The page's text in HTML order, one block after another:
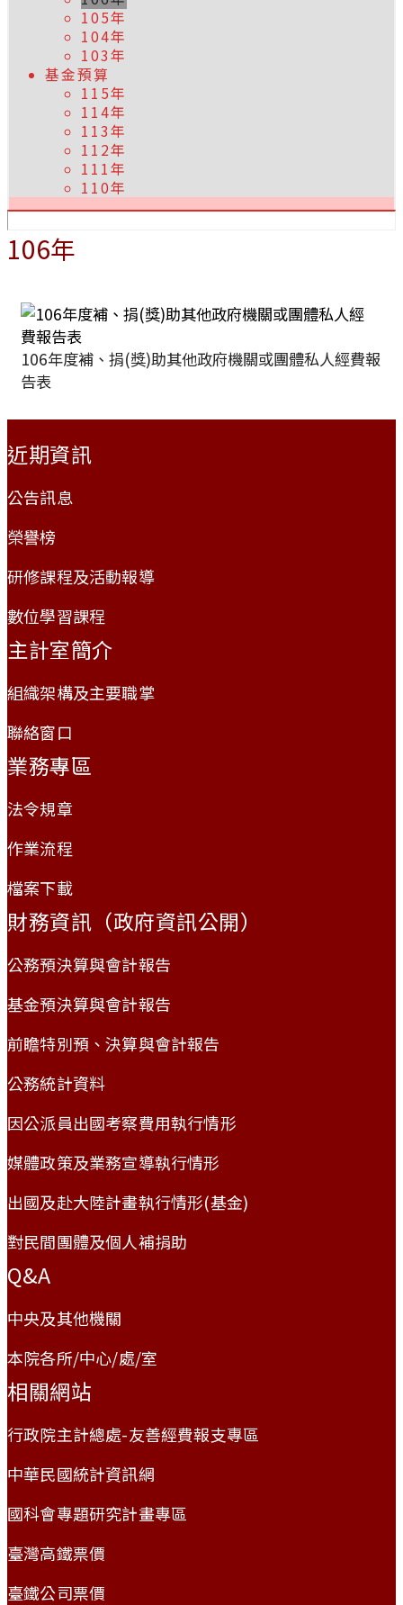
105年
104年
103年
基金預算
115年
114年
113年
112年
111年
110年
106年
106年度補、捐(獎)助其他政府機關或團體私人經費報
告表
近期資訊
公告訊息
榮譽榜
研修課程及活動報導
數位學習課程
主計室簡介
組織架構及主要職掌
聯絡窗口
業務專區
法令規章
作業流程
檔案下載
財務資訊（政府資訊公開）
公務預決算與會計報告
基金預決算與會計報告
前瞻特別預、決算與會計報告
公務統計資料
因公派員出國考察費用執行情形
媒體政策及業務宣導執行情形
出國及赴大陸計畫執行情形(基金)
對民間團體及個人補捐助
Q&A
中央及其他機關
本院各所/中心/處/室
相關網站
行政院主計總處-友善經費報支專區
中華民國統計資訊網
國科會專題研究計畫專區
臺灣高鐵票價
臺鐵公司票價